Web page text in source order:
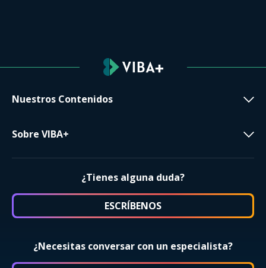
Nuestros Contenidos
Sobre VIBA+
¿Tienes alguna duda?
ESCRÍBENOS
¿Necesitas conversar con un especialista?